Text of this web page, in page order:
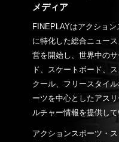
メディア
FINEPLAYはアクショ
に特化した総合ニュー
営を開始し、世界中の
ド、スケートボード、
クール、フリースタイ
ーツを中心としたアス
ルチャー情報を提供して
アクションスポーツ・